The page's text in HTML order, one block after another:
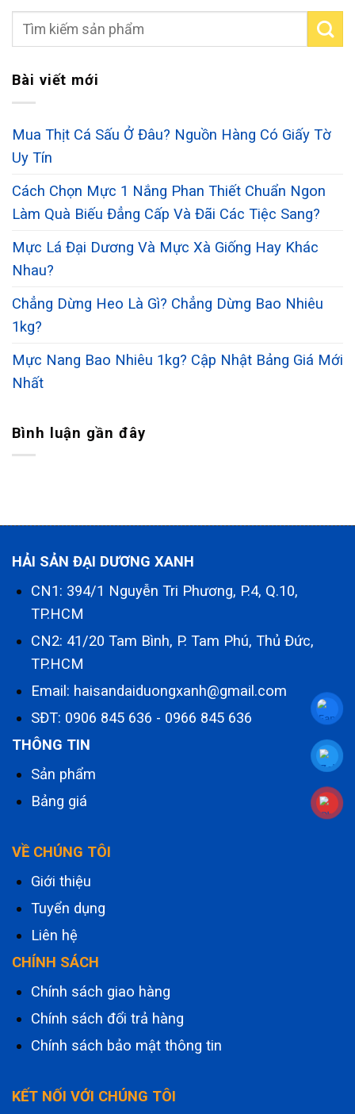
Bài viết mới
Mua Thịt Cá Sấu Ở Đâu? Nguồn Hàng Có Giấy Tờ
Uy Tín
Cách Chọn Mực 1 Nắng Phan Thiết Chuẩn Ngon
Làm Quà Biếu Đẳng Cấp Và Đãi Các Tiệc Sang?
Mực Lá Đại Dương Và Mực Xà Giống Hay Khác
Nhau?
Chẳng Dừng Heo Là Gì? Chẳng Dừng Bao Nhiêu
1kg?
Mực Nang Bao Nhiêu 1kg? Cập Nhật Bảng Giá Mới
Nhất
Bình luận gần đây
HẢI SẢN ĐẠI DƯƠNG XANH
CN1: 394/1 Nguyễn Tri Phương, P.4, Q.10,
TP.HCM
CN2: 41/20 Tam Bình, P. Tam Phú, Thủ Đức,
TP.HCM
Email: haisandaiduongxanh@gmail.com
SĐT: 0906 845 636 - 0966 845 636
THÔNG TIN
Sản phẩm
Bảng giá
VỀ CHÚNG TÔI
Giới thiệu
Tuyển dụng
Liên hệ
CHÍNH SÁCH
Chính sách giao hàng
Chính sách đổi trả hàng
Chính sách bảo mật thông tin
KẾT NỐI VỚI CHÚNG TÔI